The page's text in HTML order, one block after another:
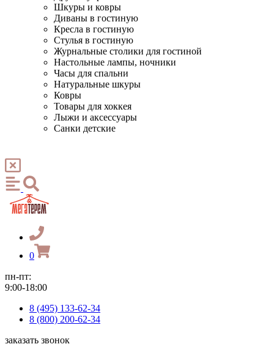
Шкуры и ковры
Диваны в гостиную
Кресла в гостиную
Стулья в гостиную
Журнальные столики для гостиной
Настольные лампы, ночники
Часы для спальни
Натуральные шкуры
Ковры
Товары для хоккея
Лыжи и аксессуары
Санки детские
0
пн-пт:
9:00-18:00
8 (495) 133-62-34
8 (800) 200-62-34
заказать звонок